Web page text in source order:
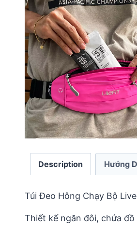
Description Hướng
Túi Đeo Hông Chạy Bộ
Thiết kế ngăn đôi, chứa